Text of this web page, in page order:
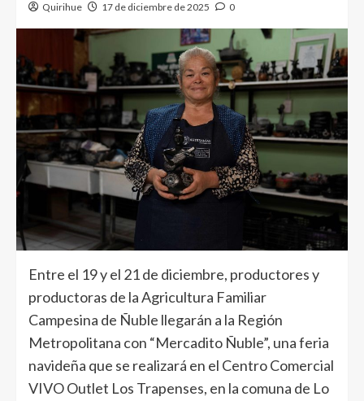
Quirihue 17 de diciembre de 2025 0
Entre el 19 y el 21 de diciembre, productores y
productoras de la Agricultura Familiar
Campesina de Ñuble llegarán a la Región
Metropolitana con “Mercadito Ñuble”, una feria
navideña que se realizará en el Centro Comercial
VIVO Outlet Los Trapenses, en la comuna de Lo